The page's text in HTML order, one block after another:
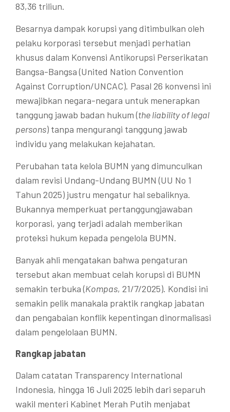
83,36 triliun.
Besarnya dampak korupsi yang ditimbulkan oleh
pelaku korporasi tersebut menjadi perhatian
khusus dalam Konvensi Antikorupsi Perserikatan
Bangsa-Bangsa (United Nation Convention
Against Corruption/UNCAC). Pasal 26 konvensi ini
mewajibkan negara-negara untuk menerapkan
tanggung jawab badan hukum (the liability of legal
persons) tanpa mengurangi tanggung jawab
individu yang melakukan kejahatan.
Perubahan tata kelola BUMN yang dimunculkan
dalam revisi Undang-Undang BUMN (UU No 1
Tahun 2025) justru mengatur hal sebaliknya.
Bukannya memperkuat pertanggungjawaban
korporasi, yang terjadi adalah memberikan
proteksi hukum kepada pengelola BUMN.
Banyak ahli mengatakan bahwa pengaturan
tersebut akan membuat celah korupsi di BUMN
semakin terbuka (Kompas, 21/7/2025). Kondisi ini
semakin pelik manakala praktik rangkap jabatan
dan pengabaian konflik kepentingan dinormalisasi
dalam pengelolaan BUMN.
Rangkap jabatan
Dalam catatan Transparency International
Indonesia, hingga 16 Juli 2025 lebih dari separuh
wakil menteri Kabinet Merah Putih menjabat